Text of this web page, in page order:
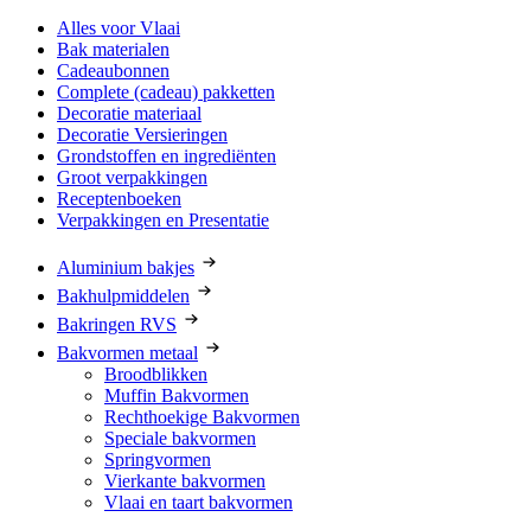
Alles voor Vlaai
Bak materialen
Cadeaubonnen
Complete (cadeau) pakketten
Decoratie materiaal
Decoratie Versieringen
Grondstoffen en ingrediënten
Groot verpakkingen
Receptenboeken
Verpakkingen en Presentatie
Aluminium bakjes
Bakhulpmiddelen
Bakringen RVS
Bakvormen metaal
Broodblikken
Muffin Bakvormen
Rechthoekige Bakvormen
Speciale bakvormen
Springvormen
Vierkante bakvormen
Vlaai en taart bakvormen